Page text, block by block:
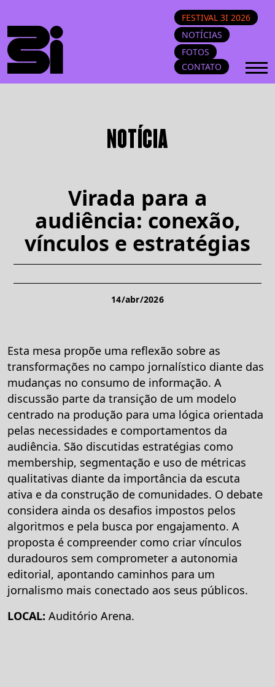
FESTIVAL 3I 2026
NOTÍCIAS
FOTOS
CONTATO
NOTÍCIA
Virada para a
audiência: conexão,
vínculos e estratégias
14/abr/2026
Esta mesa propõe uma reflexão sobre as
transformações no campo jornalístico diante das
mudanças no consumo de informação. A
discussão parte da transição de um modelo
centrado na produção para uma lógica orientada
pelas necessidades e comportamentos da
audiência. São discutidas estratégias como
membership, segmentação e uso de métricas
qualitativas diante da importância da escuta
ativa e da construção de comunidades. O debate
considera ainda os desafios impostos pelos
algoritmos e pela busca por engajamento. A
proposta é compreender como criar vínculos
duradouros sem comprometer a autonomia
editorial, apontando caminhos para um
jornalismo mais conectado aos seus públicos.
LOCAL: Auditório Arena.